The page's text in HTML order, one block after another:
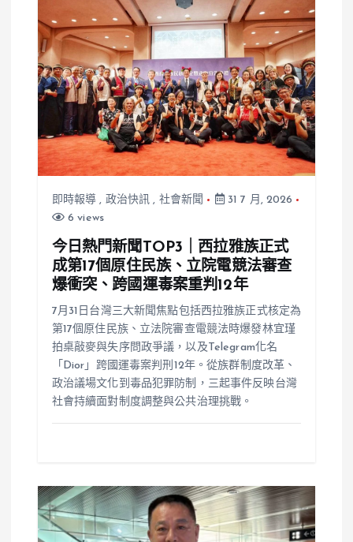
法」，法院：
已退休、沒拿
好處
掉就好」
即時報導 , 政治快訊 , 社會新聞
31 7 月, 2026
6 views
今日熱門新聞TOP3｜西拉雅族正式
成第17個原住民族、立院電競法審查
爆衝突、跨國運毒案重判12年
7月31日台灣三大新聞焦點包括西拉雅族正式核定為
第17個原住民族、立法院審查電競法時爆發林宜瑾
拍桌敲麥與失序問政爭議，以及Telegram化名
「Dior」跨國運毒案判刑12年。從族群制度改革、
政治議場文化到毒品犯罪防制，三起事件反映台灣
社會持續面對制度調整與公共治理挑戰。